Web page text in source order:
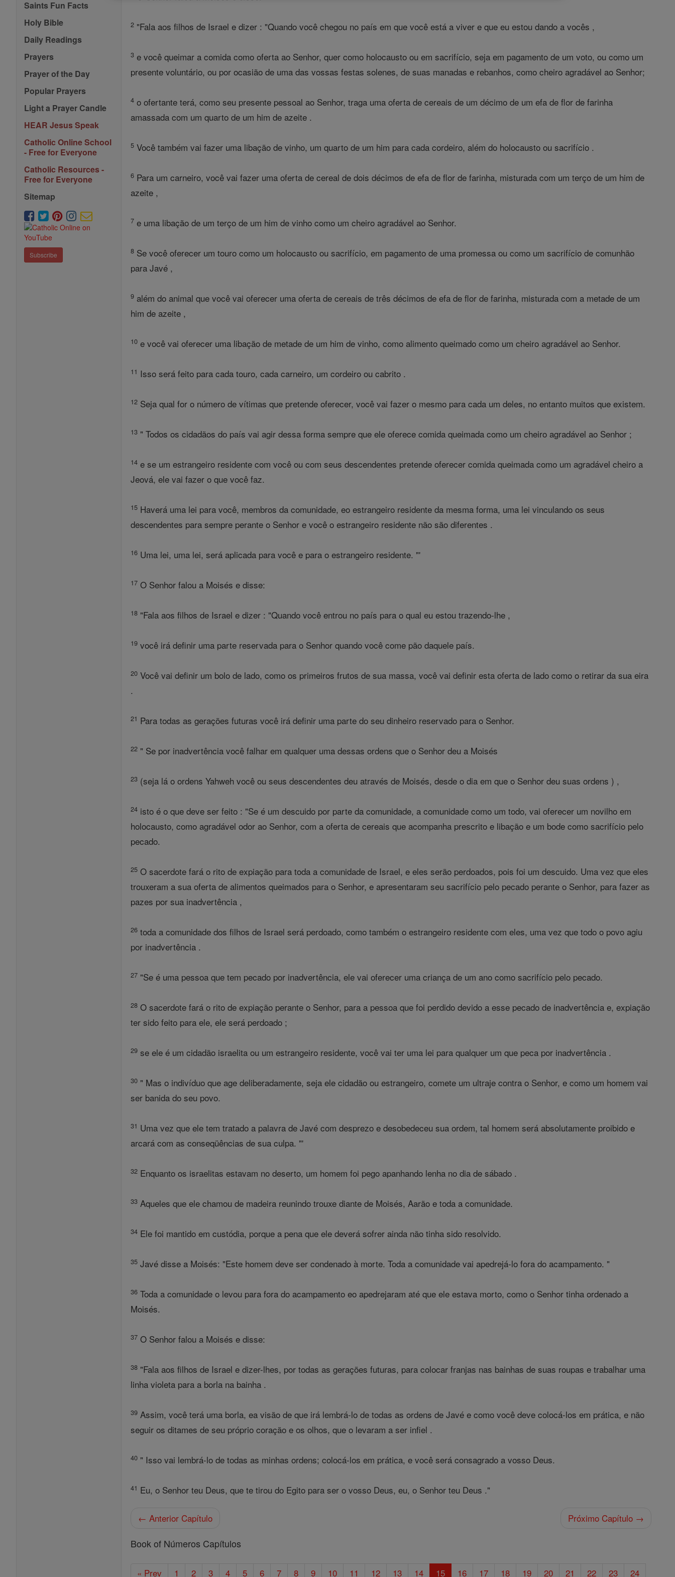
Saints Fun Facts
Holy Bible
Daily Readings
Prayers
Prayer of the Day
Popular Prayers
Light a Prayer Candle
HEAR Jesus Speak
Catholic Online School
- Free for Everyone
Catholic Resources -
Free for Everyone
Sitemap
Subscribe
2 "Fala aos filhos de Israel e dizer : "Quando você chegou no país em que você está a viver e que eu estou dando a vocês ,
3 e você queimar a comida como oferta ao Senhor, quer como holocausto ou em sacrifício, seja em pagamento de um voto, ou como um
presente voluntário, ou por ocasião de uma das vossas festas solenes, de suas manadas e rebanhos, como cheiro agradável ao Senhor;
4 o ofertante terá, como seu presente pessoal ao Senhor, traga uma oferta de cereais de um décimo de um efa de flor de farinha
amassada com um quarto de um him de azeite .
5 Você também vai fazer uma libação de vinho, um quarto de um him para cada cordeiro, além do holocausto ou sacrifício .
6 Para um carneiro, você vai fazer uma oferta de cereal de dois décimos de efa de flor de farinha, misturada com um terço de um him de
azeite ,
7 e uma libação de um terço de um him de vinho como um cheiro agradável ao Senhor.
8 Se você oferecer um touro como um holocausto ou sacrifício, em pagamento de uma promessa ou como um sacrifício de comunhão
para Javé ,
9 além do animal que você vai oferecer uma oferta de cereais de três décimos de efa de flor de farinha, misturada com a metade de um
him de azeite ,
10 e você vai oferecer uma libação de metade de um him de vinho, como alimento queimado como um cheiro agradável ao Senhor.
11 Isso será feito para cada touro, cada carneiro, um cordeiro ou cabrito .
12 Seja qual for o número de vítimas que pretende oferecer, você vai fazer o mesmo para cada um deles, no entanto muitos que existem.
13 " Todos os cidadãos do país vai agir dessa forma sempre que ele oferece comida queimada como um cheiro agradável ao Senhor ;
14 e se um estrangeiro residente com você ou com seus descendentes pretende oferecer comida queimada como um agradável cheiro a
Jeová, ele vai fazer o que você faz.
15 Haverá uma lei para você, membros da comunidade, eo estrangeiro residente da mesma forma, uma lei vinculando os seus
descendentes para sempre perante o Senhor e você o estrangeiro residente não são diferentes .
16 Uma lei, uma lei, será aplicada para você e para o estrangeiro residente. "'
17 O Senhor falou a Moisés e disse:
18 "Fala aos filhos de Israel e dizer : "Quando você entrou no país para o qual eu estou trazendo-lhe ,
19 você irá definir uma parte reservada para o Senhor quando você come pão daquele país.
20 Você vai definir um bolo de lado, como os primeiros frutos de sua massa, você vai definir esta oferta de lado como o retirar da sua eira
.
21 Para todas as gerações futuras você irá definir uma parte do seu dinheiro reservado para o Senhor.
22 " Se por inadvertência você falhar em qualquer uma dessas ordens que o Senhor deu a Moisés
23 (seja lá o ordens Yahweh você ou seus descendentes deu através de Moisés, desde o dia em que o Senhor deu suas ordens ) ,
24 isto é o que deve ser feito : "Se é um descuido por parte da comunidade, a comunidade como um todo, vai oferecer um novilho em
holocausto, como agradável odor ao Senhor, com a oferta de cereais que acompanha prescrito e libação e um bode como sacrifício pelo
pecado.
25 O sacerdote fará o rito de expiação para toda a comunidade de Israel, e eles serão perdoados, pois foi um descuido. Uma vez que eles
trouxeram a sua oferta de alimentos queimados para o Senhor, e apresentaram seu sacrifício pelo pecado perante o Senhor, para fazer as
pazes por sua inadvertência ,
26 toda a comunidade dos filhos de Israel será perdoado, como também o estrangeiro residente com eles, uma vez que todo o povo agiu
por inadvertência .
27 "Se é uma pessoa que tem pecado por inadvertência, ele vai oferecer uma criança de um ano como sacrifício pelo pecado.
28 O sacerdote fará o rito de expiação perante o Senhor, para a pessoa que foi perdido devido a esse pecado de inadvertência e, expiação
ter sido feito para ele, ele será perdoado ;
29 se ele é um cidadão israelita ou um estrangeiro residente, você vai ter uma lei para qualquer um que peca por inadvertência .
30 " Mas o indivíduo que age deliberadamente, seja ele cidadão ou estrangeiro, comete um ultraje contra o Senhor, e como um homem vai
ser banida do seu povo.
31 Uma vez que ele tem tratado a palavra de Javé com desprezo e desobedeceu sua ordem, tal homem será absolutamente proibido e
arcará com as conseqüências de sua culpa. "'
32 Enquanto os israelitas estavam no deserto, um homem foi pego apanhando lenha no dia de sábado .
33 Aqueles que ele chamou de madeira reunindo trouxe diante de Moisés, Aarão e toda a comunidade.
34 Ele foi mantido em custódia, porque a pena que ele deverá sofrer ainda não tinha sido resolvido.
35 Javé disse a Moisés: "Este homem deve ser condenado à morte. Toda a comunidade vai apedrejá-lo fora do acampamento. "
36 Toda a comunidade o levou para fora do acampamento eo apedrejaram até que ele estava morto, como o Senhor tinha ordenado a
Moisés.
37 O Senhor falou a Moisés e disse:
38 "Fala aos filhos de Israel e dizer-lhes, por todas as gerações futuras, para colocar franjas nas bainhas de suas roupas e trabalhar uma
linha violeta para a borla na bainha .
39 Assim, você terá uma borla, ea visão de que irá lembrá-lo de todas as ordens de Javé e como você deve colocá-los em prática, e não
seguir os ditames de seu próprio coração e os olhos, que o levaram a ser infiel .
40 " Isso vai lembrá-lo de todas as minhas ordens; colocá-los em prática, e você será consagrado a vosso Deus.
41 Eu, o Senhor teu Deus, que te tirou do Egito para ser o vosso Deus, eu, o Senhor teu Deus ."
← Anterior Capítulo Próximo Capítulo →
Book of Números Capítulos
« Prev 1 2 3 4 5 6 7 8 9 10 11 12 13 14 15 16 17 18 19 20 21 22 23 24